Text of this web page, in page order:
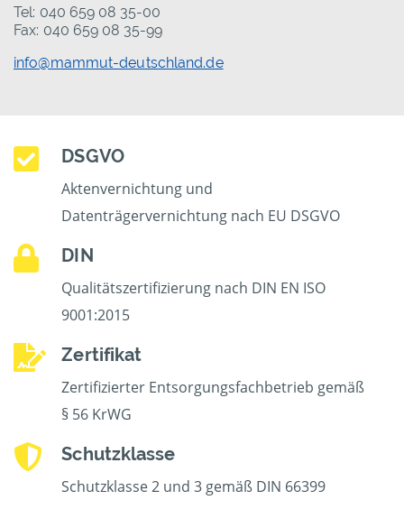
Tel: 040 659 08 35-00
Fax: 040 659 08 35-99
info@mammut-deutschland.de
DSGVO
Aktenvernichtung und
Datenträgervernichtung nach EU DSGVO
DIN
Qualitätszertifizierung nach DIN EN ISO
9001:2015
Zertifikat
Zertifizierter Entsorgungsfachbetrieb gemäß
§ 56 KrWG
Schutzklasse
Schutzklasse 2 und 3 gemäß DIN 66399